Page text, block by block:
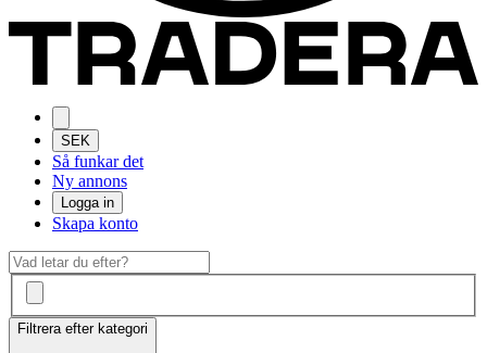
SEK
Så funkar det
Ny annons
Logga in
Skapa konto
Filtrera efter kategori